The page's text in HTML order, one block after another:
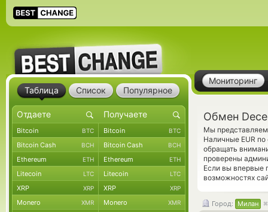
Мониторинг
Обмен
Мы
Наличные EUR
обращать
проверены
Если вы впервые
возможностях
Город: Милан
Таблица Список Популярное
Bitcoin BTC Bitcoin BTC
Bitcoin Cash BCH Bitcoin Cash BCH
Ethereum ETH Ethereum ETH
Litecoin LTC Litecoin LTC
XRP XRP XRP XRP
Monero XMR Monero XMR